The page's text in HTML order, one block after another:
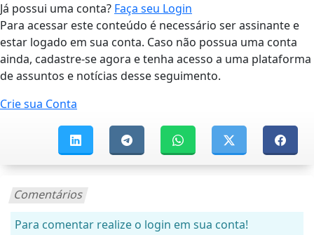
Já possui uma conta? Faça seu Login
Para acessar este conteúdo é necessário ser assinante e
estar logado em sua conta. Caso não possua uma conta
ainda, cadastre-se agora e tenha acesso a uma plataforma
de assuntos e notícias desse seguimento.
Crie sua Conta
Comentários
Para comentar realize o login em sua conta!